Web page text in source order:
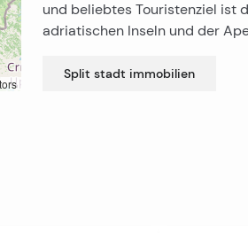
und beliebtes Touristenziel ist
adriatischen Inseln und der
Split stadt immobilien